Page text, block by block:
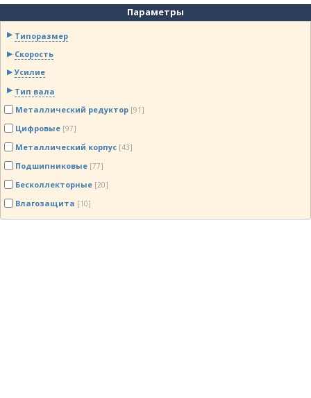
Параметры
Типоразмер
Скорость
Усилие
Тип вала
Металлический редуктор [91]
Цифровые [97]
Металлический корпус [43]
Подшипниковые [77]
Бесколлекторные [20]
Влагозащита [10]